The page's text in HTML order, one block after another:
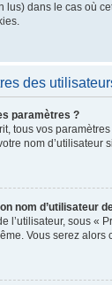
lus) dans le cas où
des
paramètres ?
tous vos
nom d’utilisateur
nom d’utilisateur
l’utilisateur, sous «
Vous serez